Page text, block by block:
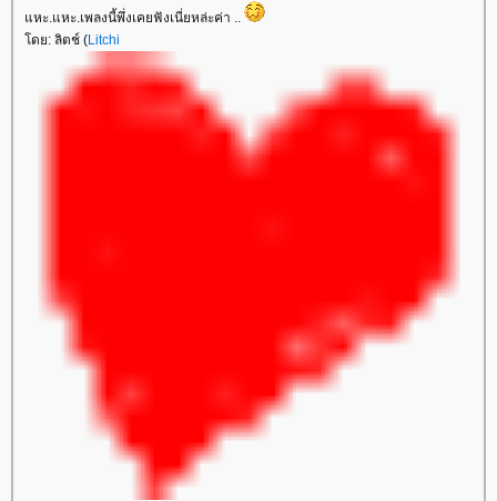
หะ.แหะ.เพลงนี้พึ่งเคยฟังเนี่ยหล่ะค่า ..
ดย: ลิตช์ (Litchi